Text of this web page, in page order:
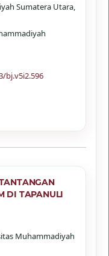
Sumatera Utara,
bj.v5i2.596
DI TAPANULI
Muhammadiyah